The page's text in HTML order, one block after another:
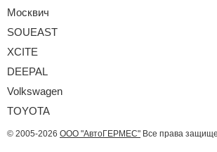
Москвич
SOUEAST
XCITE
DEEPAL
Volkswagen
TOYOTA
© 2005-2026 ООО "АвтоГЕРМЕС" Все права